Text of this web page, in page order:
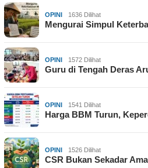
OPINI 1636 Dilihat
Mengurai Simpul
OPINI 1572 Dilihat
Guru di Tengah Deras
OPINI 1541 Dilihat
Harga BBM Turun,
OPINI 1526 Dilihat
CSR Bukan Sekadar